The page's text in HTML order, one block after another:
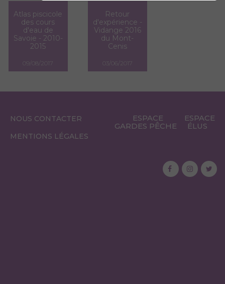
Atlas piscicole
des cours
d'eau de
Savoie - 2010-
2015
09/08/2017
Retour
d'expérience -
Vidange 2016
du Mont-
Cenis
03/06/2017
NOUS CONTACTER
MENTIONS LÉGALES
ESPACE
GARDES PÊCHE
ESPACE
ÉLUS